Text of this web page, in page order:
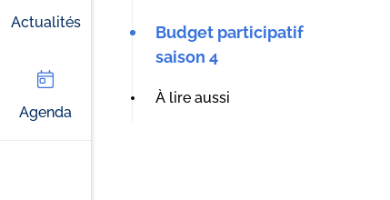
Actualités
Agenda
Budget participatif
saison 4
À lire aussi